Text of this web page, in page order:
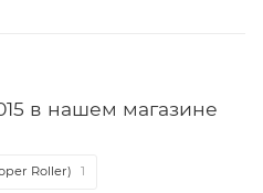
в нашем магазине
Roller) 1